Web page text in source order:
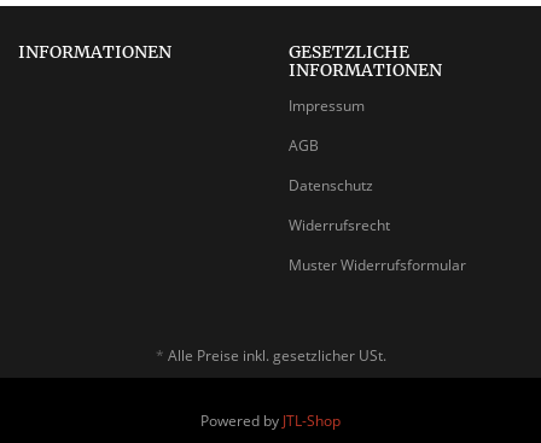
INFORMATIONEN
GESETZLICHE
INFORMATIONEN
Impressum
AGB
Datenschutz
Widerrufsrecht
Muster Widerrufsformular
* Alle Preise inkl. gesetzlicher USt.
Powered by JTL-Shop